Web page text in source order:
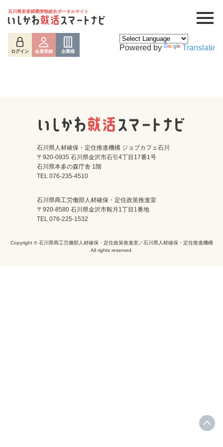
石川県若者就職情報総合ポータルサイト
ログイン 会員登録 企業様 Powered by Translate
ログイン
石川県人材確保・定住推進機構 ジョブカフェ石川
〒920-0935 石川県金沢市石引4丁目17番1号
石川県本多の森庁舎 1階
TEL 076-235-4510
石川県商工労働部人材確保・定住政策推進室
〒920-8580 石川県金沢市鞍月1丁目1番地
TEL 076-225-1532
Copyright © 石川県商工労働部人材確保・定住政策推進室／石川県人材確保・定住推進機構
All rights reserved.